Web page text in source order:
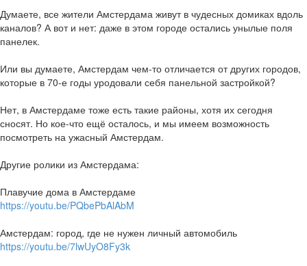
Думаете, все жители Амстердама живут в чудесных домиках вдоль
каналов? А вот и нет: даже в этом городе остались унылые поля
панелек.
Или вы думаете, Амстердам чем-то отличается от других городов,
которые в 70-е годы уродовали себя панельной застройкой?
Нет, в Амстердаме тоже есть такие районы, хотя их сегодня
сносят. Но кое-что ещё осталось, и мы имеем возможность
посмотреть на ужасный Амстердам.
Другие ролики из Амстердама:
Плавучие дома в Амстердаме
https://youtu.be/PQbePbAlAbM
Амстердам: город, где не нужен личный автомобиль
https://youtu.be/7lwUyO8Fy3k